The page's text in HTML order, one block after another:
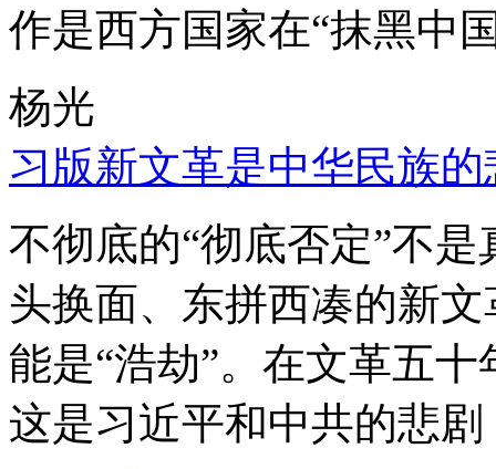
作是西方国家在“抹黑中
杨光
习版新文革是中华民族的
不彻底的“彻底否定”不
头换面、东拼西凑的新
能是“浩劫”。在文革五
这是习近平和中共的悲